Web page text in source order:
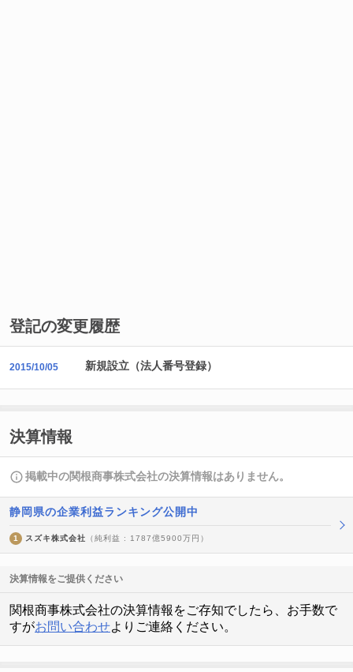
登記の変更履歴
2015/10/05 新規設立（法人番号登録）
決算情報
掲載中の関根商事株式会社の決算情報はありません。
静岡県の企業利益ランキング公開中
1 スズキ株式会社 （純利益 : 1787億5900万円）
決算情報をご提供ください
関根商事株式会社の決算情報をご存知でしたら、お手数で
すがお問い合わせよりご連絡ください。